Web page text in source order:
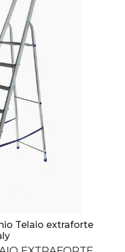
Telaio extraforte